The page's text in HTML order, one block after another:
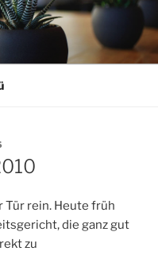
Tür rein. Heute früh
die ganz gut
zu